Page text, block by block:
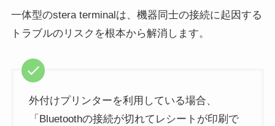
一体型のstera terminalは、機器同士の接続に起因する
トラブルのリスクを根本から解消します。
外付けプリンターを利用している場合、
「Bluetoothの接続が切れてレシートが印刷で